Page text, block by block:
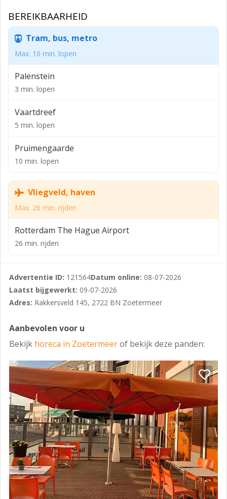
BEREIKBAARHEID
Tram, bus, metro
Max. 10 min. lopen
Palenstein
3 min. lopen
Vaartdreef
5 min. lopen
Pruimengaarde
10 min. lopen
Vliegveld, haven
Max. 26 min. rijden
Rotterdam The Hague Airport
26 min. rijden
Advertentie ID: 121564Datum online: 08-07-2026
Laatst bijgewerkt: 09-07-2026
Adres: Rakkersveld 145, 2722 BN Zoetermeer
Aanbevolen voor u
Bekijk horeca in Zoetermeerof bekijk deze panden: